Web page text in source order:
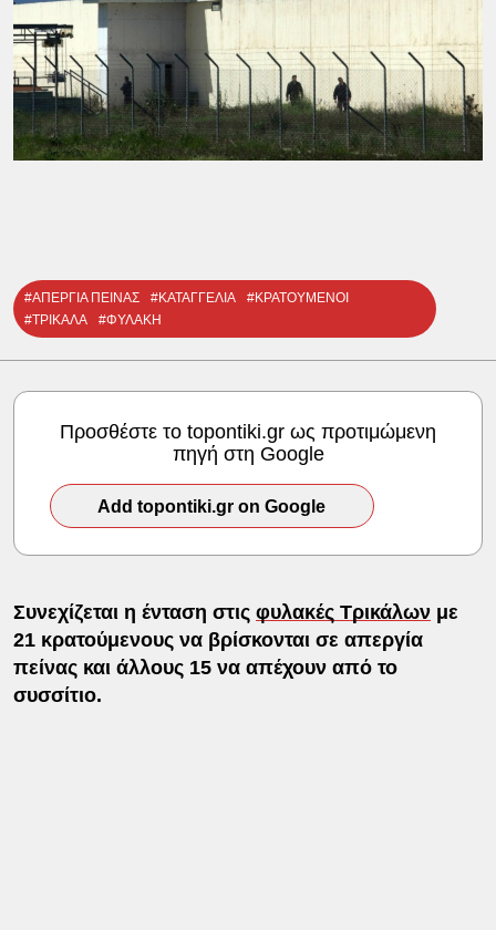
#ΑΠΕΡΓΙΑ ΠΕΙΝΑΣ #ΚΑΤΑΓΓΕΛΙΑ
#ΚΡΑΤΟΥΜΕΝΟΙ
#ΤΡΙΚΑΛΑ
#ΦΥΛΑΚΗ
Προσθέστε το topontiki.gr ως προτιμώμενη
πηγή στη Google
Add topontiki.gr on Google
Συνεχίζεται η ένταση στις φυλακές Τρικάλωνμε
21 κρατούμενους να βρίσκονται σε απεργία
πείνας και άλλους 15 να απέχουν από το
συσσίτιο.